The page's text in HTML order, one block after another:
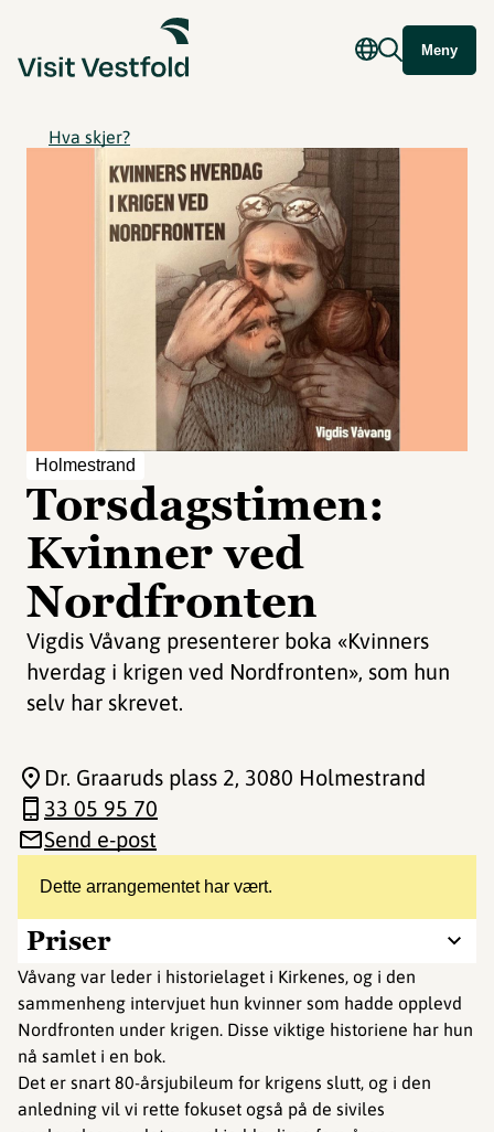
Meny
Hva skjer?
Holmestrand
Torsdagstimen:
Kvinner ved
Nordfronten
Vigdis Våvang presenterer boka «Kvinners
hverdag i krigen ved Nordfronten», som hun
selv har skrevet.
Dette arrangementet har vært.
Priser
Våvang var leder i historielaget i Kirkenes, og i den
sammenheng intervjuet hun kvinner som hadde opplevd
Nordfronten under krigen. Disse viktige historiene har hun
nå samlet i en bok.
Det er snart 80-årsjubileum for krigens slutt, og i den
anledning vil vi rette fokuset også på de siviles
Dr. Graaruds plass 2, 3080 Holmestrand
33 05 95 70
Send e-post